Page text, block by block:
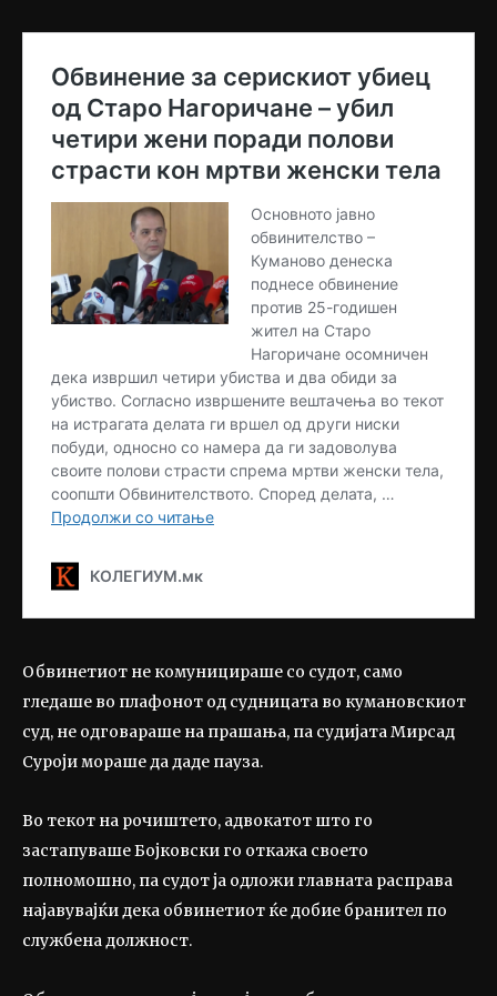
Обвинетиот не комуницираше со судот, само
гледаше во плафонот од судницата во кумановскиот
суд, не одговараше на прашања, па судијата Мирсад
Суроји мораше да даде пауза.
Во текот на рочиштето, адвокатот што го
застапуваше Бојковски го откажа своето
полномошно, па судот ја одложи главната расправа
најавувајќи дека обвинетиот ќе добие бранител по
службена должност.